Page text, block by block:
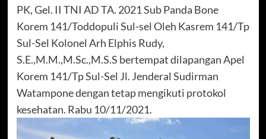
PK, Gel. II TNI AD TA. 2021 Sub Panda Bone
Korem 141/Toddopuli Sul-sel Oleh Kasrem 141/Tp
Sul-Sel Kolonel Arh Elphis Rudy,
S.E.,M.M.,M.Sc.,M.S.S bertempat dilapangan Apel
Korem 141/Tp Sul-Sel Jl. Jenderal Sudirman
Watampone dengan tetap mengikuti protokol
kesehatan. Rabu 10/11/2021.